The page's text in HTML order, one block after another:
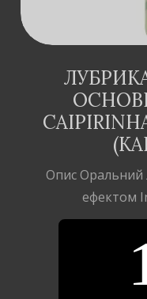
Опис Оральний
ефектом